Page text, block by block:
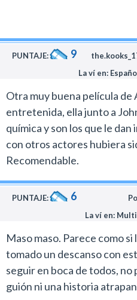
tiene un buen elenco,
desperciciado.
PUNTAJE: 9
La ví en:
Otra muy buena película
entretenida, ella junto a
química y son los que le
con otros actores hubiera
Recomendable.
PUNTAJE: 6
La ví en:
Maso maso. Parece como
tomado un descanso con
seguir en boca de todos,
guión ni una historia